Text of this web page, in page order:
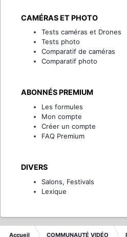
CAMÉRAS ET PHOTO
Tests caméras et Drones
Tests photo
Comparatif de caméras
Comparatif photo
ABONNÉS PREMIUM
Les formules
Mon compte
Créer un compte
FAQ Premium
DIVERS
Salons, Festivals
Lexique
Accueil COMMUNAUTÉ VIDÉO